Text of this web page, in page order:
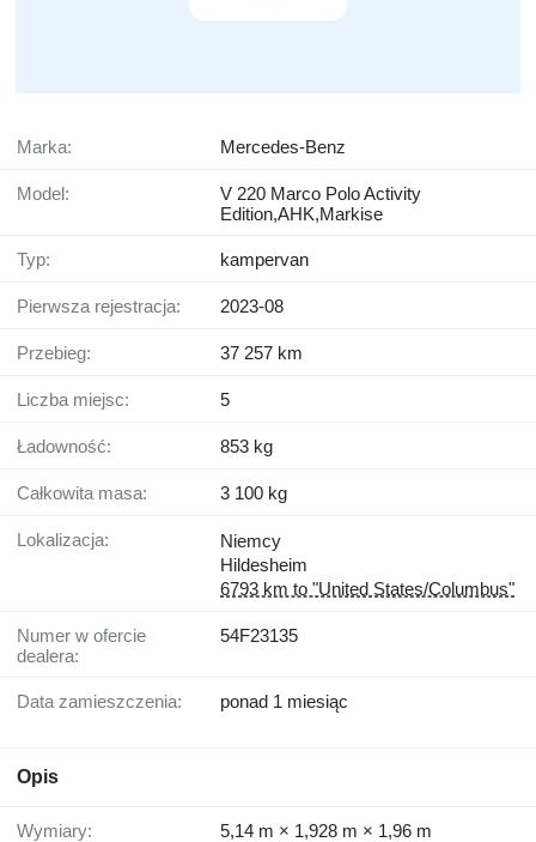
Marka: Mercedes-Benz
Model:
V 220 Marco Polo Activity
Edition,AHK,Markise
Typ: kampervan
Pierwsza rejestracja: 2023-08
Przebieg: 37 257 km
Liczba miejsc: 5
Ładowność: 853 kg
Całkowita masa: 3 100 kg
Lokalizacja:
Niemcy
Hildesheim
6793 km to "United States/Columbus"
Numer w ofercie
dealera:
54F23135
Data zamieszczenia: ponad 1 miesiąc
Opis
Wymiary: 5,14 m × 1,928 m × 1,96 m